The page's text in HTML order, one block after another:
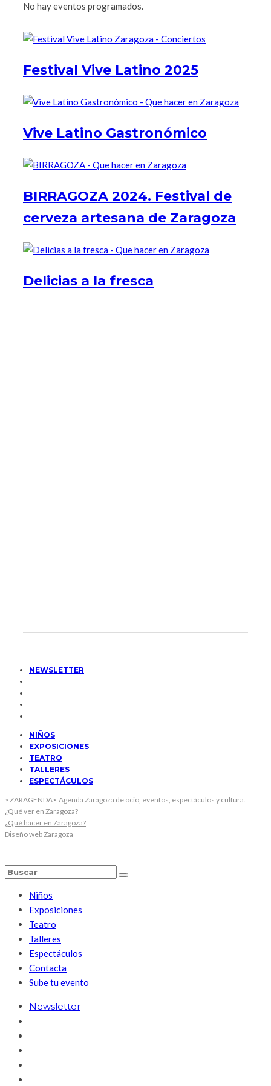
No hay eventos programados.
Festival Vive Latino 2025
Vive Latino Gastronómico
BIRRAGOZA 2024. Festival de
cerveza artesana de Zaragoza
Delicias a la fresca
NEWSLETTER
NIÑOS
EXPOSICIONES
TEATRO
TALLERES
ESPECTÁCULOS
⋆ZARAGENDA⋆ Agenda Zaragoza de ocio, eventos, espectáculos y cultura.
¿Qué ver en Zaragoza?
¿Qué hacer en Zaragoza?
Diseño web Zaragoza
Niños
Exposiciones
Teatro
Talleres
Espectáculos
Contacta
Sube tu evento
Newsletter